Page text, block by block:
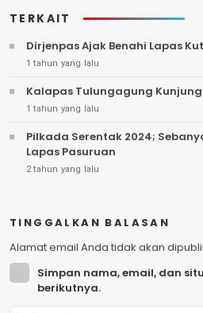
TERKAIT
Dirjenpas Ajak Benahi Lapas
1 tahun yang lalu
Kalapas Tulungagung Kunjungi
1 tahun yang lalu
Pilkada Serentak 2024;
Lapas Pasuruan
2 tahun yang lalu
TINGGALKAN BALASAN
Alamat email Anda tidak akan
Simpan nama, email, dan
berikutnya.